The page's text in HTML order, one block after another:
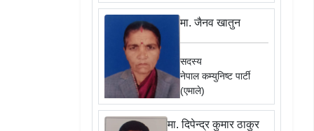
मा. जैनव खातुन
सदस्य
नेपाल कम्युनिष्ट पार्टी
(एमाले)
मा. दिपेन्द्र कुमार ठाकुर